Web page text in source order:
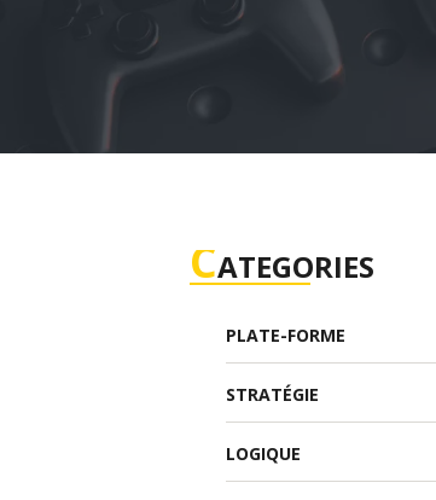
CATEGORIES
PLATE-FORME
STRATÉGIE
LOGIQUE